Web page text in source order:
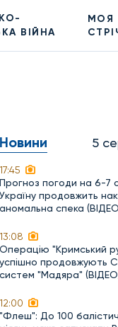
ВІЙНА
МОЯ
Новини 5
17:45
Прогноз погоди на 6-7
Україну продовжить
аномальна спека
13:08
Операцію "Кримський
успішно продовжують
систем "Мадяра"
12:00
"Флеш": До 100